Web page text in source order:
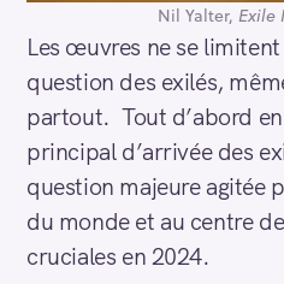
Nil Yalter, Exile
Les œuvres ne se
question des exilés,
partout. Tout d’abord
principal d’arrivée des
question majeure agitée
du monde et au centre
cruciales en 2024.